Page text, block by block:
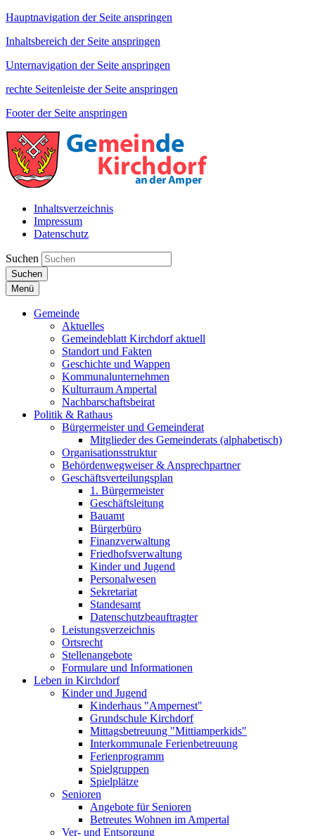
Hauptnavigation der Seite anspringen
Inhaltsbereich der Seite anspringen
Unternavigation der Seite anspringen
rechte Seitenleiste der Seite anspringen
Footer der Seite anspringen
Inhaltsverzeichnis
Impressum
Datenschutz
Suchen
Suchen
Menü
Gemeinde
Aktuelles
Gemeindeblatt Kirchdorf aktuell
Standort und Fakten
Geschichte und Wappen
Kommunalunternehmen
Kulturraum Ampertal
Nachbarschaftsbeirat
Politik & Rathaus
Bürgermeister und Gemeinderat
Mitglieder des Gemeinderats (alphabetisch)
Organisationsstruktur
Behördenwegweiser & Ansprechpartner
Geschäftsverteilungsplan
1. Bürgermeister
Geschäftsleitung
Bauamt
Bürgerbüro
Finanzverwaltung
Friedhofsverwaltung
Kinder und Jugend
Personalwesen
Sekretariat
Standesamt
Datenschutzbeauftragter
Leistungsverzeichnis
Ortsrecht
Stellenangebote
Formulare und Informationen
Leben in Kirchdorf
Kinder und Jugend
Kinderhaus "Ampernest"
Grundschule Kirchdorf
Mittagsbetreuung "Mittiamperkids"
Interkommunale Ferienbetreuung
Ferienprogramm
Spielgruppen
Spielplätze
Senioren
Angebote für Senioren
Betreutes Wohnen im Ampertal
Ver- und Entsorgung